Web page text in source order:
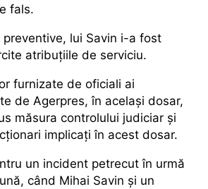
fals.
lui Savin i-a fost
atribuțiile de serviciu.
furnizate de oficiali ai
de Agerpres, în același dosar,
măsura controlului judiciar și
implicaţi în acest dosar.
un incident petrecut în urmă
când Mihai Savin şi un